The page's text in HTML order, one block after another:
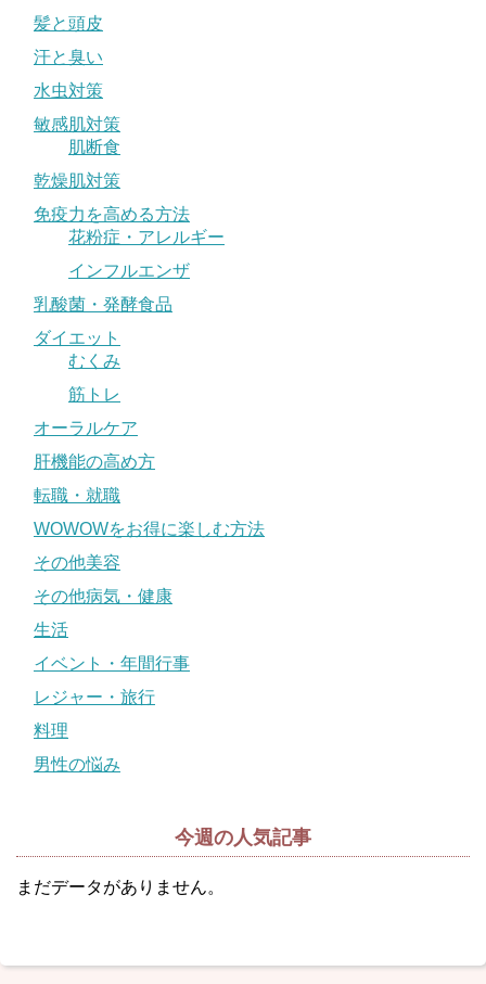
髪と頭皮
汗と臭い
水虫対策
敏感肌対策
肌断食
乾燥肌対策
免疫力を高める方法
花粉症・アレルギー
インフルエンザ
乳酸菌・発酵食品
ダイエット
むくみ
筋トレ
オーラルケア
肝機能の高め方
転職・就職
WOWOWをお得に楽しむ方法
その他美容
その他病気・健康
生活
イベント・年間行事
レジャー・旅行
料理
男性の悩み
今週の人気記事
まだデータがありません。